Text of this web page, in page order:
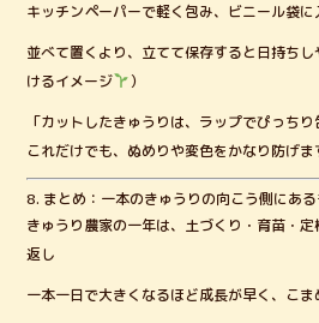
キッチンペーパーで軽く包み、ビニール袋
並べて置くより、立てて保存すると日持ち
けるイメージ
）
「カットしたきゅうりは、ラップでぴっちり
これだけでも、ぬめりや変色をかなり防げま
8. まとめ：一本のきゅうりの向こう側にあ
きゅうり農家の一年は、土づくり・育苗・
返し
一本一日で大きくなるほど成長が早く、こ